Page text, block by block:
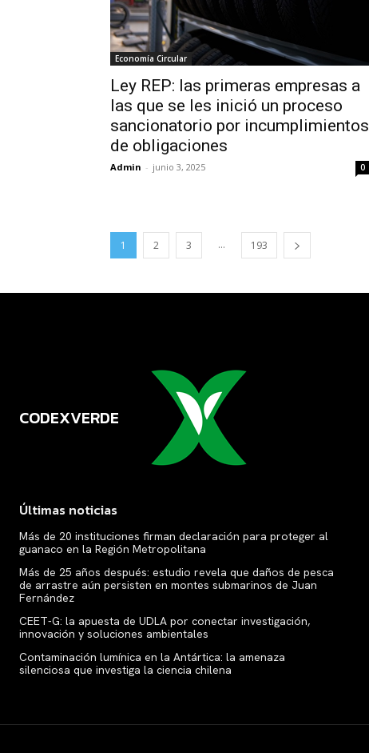
Economía Circular
Ley REP: las primeras empresas a
las que se les inició un proceso
sancionatorio por incumplimientos
de obligaciones
Admin - junio 3, 2025 0
1 2 3 ... 193
CODEXVERDE
Últimas noticias
Más de 20 instituciones firman declaración para proteger al
guanaco en la Región Metropolitana
Más de 25 años después: estudio revela que daños de pesca
de arrastre aún persisten en montes submarinos de Juan
Fernández
CEET-G: la apuesta de UDLA por conectar investigación,
innovación y soluciones ambientales
Contaminación lumínica en la Antártica: la amenaza
silenciosa que investiga la ciencia chilena